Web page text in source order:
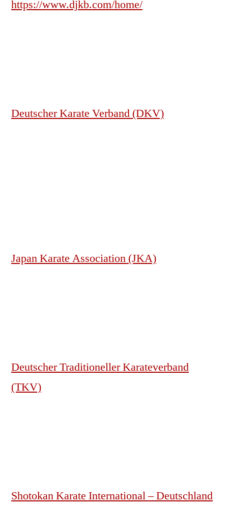
https://www.djkb.com/home/
Deutscher Karate Verband (DKV)
Japan Karate Association (JKA)
Deutscher Traditioneller Karateverband
(TKV)
Shotokan Karate International – Deutschland